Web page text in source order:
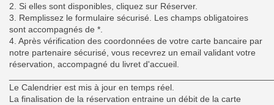
2. Si elles sont disponibles, cliquez sur Réserver.
3. Remplissez le formulaire sécurisé. Les champs obligatoires
sont accompagnés de *.
4. Après vérification des coordonnées de votre carte bancaire par
notre partenaire sécurisé, vous recevrez un email validant votre
réservation, accompagné du livret d'accueil.
Le Calendrier est mis à jour en temps réel.
La finalisation de la réservation entraine un débit de la carte